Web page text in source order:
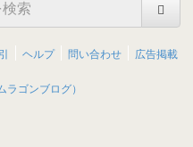
ヘルプ 問い合わせ 広告掲載
ゴンブログ）